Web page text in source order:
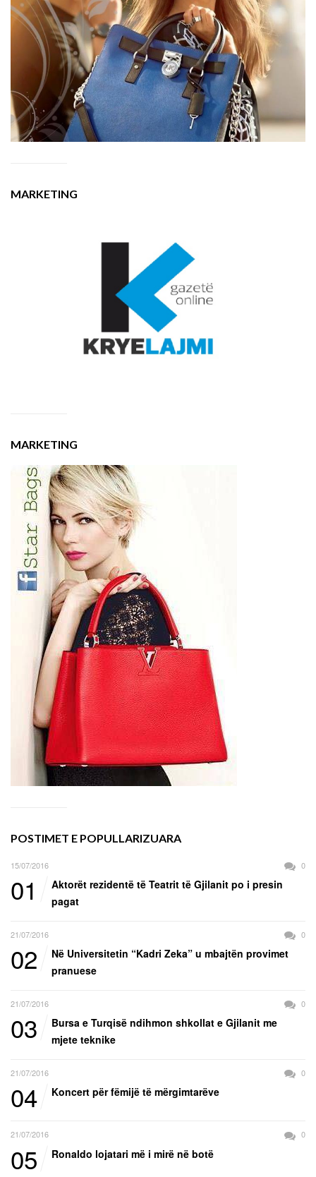
MARKETING
MARKETING
POSTIMET E POPULLARIZUARA
15/07/2016 0
01
Aktorët rezidentë të Teatrit të Gjilanit po i presin
pagat
21/07/2016 0
02
Në Universitetin “Kadri Zeka” u mbajtën provimet
pranuese
21/07/2016 0
03
Bursa e Turqisë ndihmon shkollat e Gjilanit me
mjete teknike
21/07/2016 0
04 Koncert për fëmijë të mërgimtarëve
21/07/2016 0
05 Ronaldo lojatari më i mirë në botë